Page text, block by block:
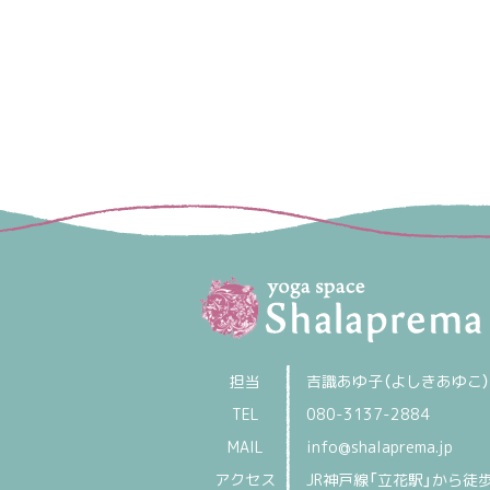
担当
吉識あゆ子（よしきあゆこ）
TEL
080-3137-2884
MAIL
info@shalaprema.jp
アクセス
JR神戸線「立花駅」から徒